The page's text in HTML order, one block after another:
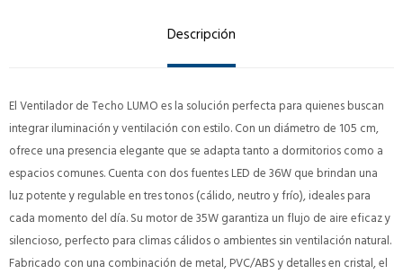
Descripción
El Ventilador de Techo LUMO es la solución perfecta para quienes buscan
integrar iluminación y ventilación con estilo. Con un diámetro de 105 cm,
ofrece una presencia elegante que se adapta tanto a dormitorios como a
espacios comunes. Cuenta con dos fuentes LED de 36W que brindan una
luz potente y regulable en tres tonos (cálido, neutro y frío), ideales para
cada momento del día. Su motor de 35W garantiza un flujo de aire eficaz y
silencioso, perfecto para climas cálidos o ambientes sin ventilación natural.
Fabricado con una combinación de metal, PVC/ABS y detalles en cristal, el